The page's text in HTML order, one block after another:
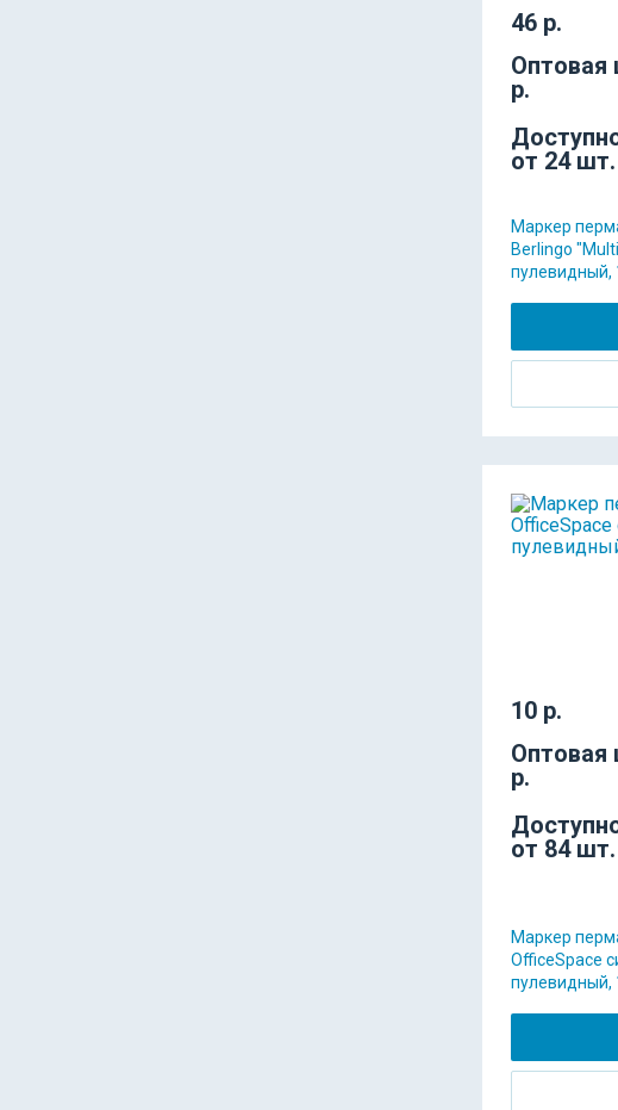
46 р.
Оптовая
р.
от 24 шт.
Маркер
Berlingo
пулевидный,
10 р.
Оптовая
р.
от 84 шт.
Маркер
OfficeSpace
пулевидный,